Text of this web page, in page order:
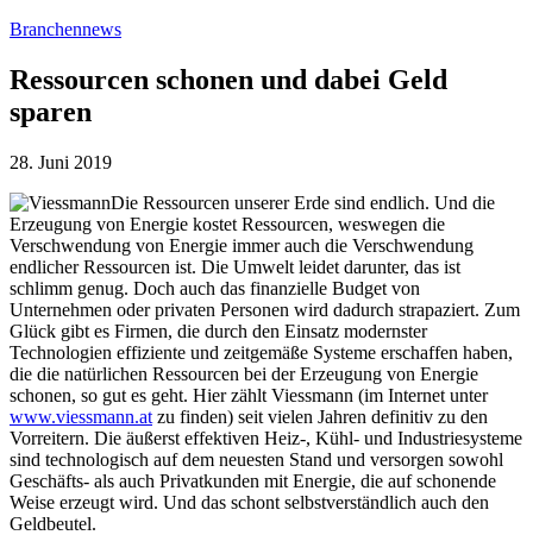
[Zum
springen]
Branchennews
Ressourcen schonen und dabei Geld
sparen
28. Juni 2019
Die Ressourcen unserer Erde sind endlich. Und die
Erzeugung von Energie kostet Ressourcen, weswegen die
Verschwendung von Energie immer auch die Verschwendung
endlicher Ressourcen ist. Die Umwelt leidet darunter, das ist
schlimm genug. Doch auch das finanzielle Budget von
Unternehmen oder privaten Personen wird dadurch strapaziert. Zum
Glück gibt es Firmen, die durch den Einsatz modernster
Technologien effiziente und zeitgemäße Systeme erschaffen haben,
die die natürlichen Ressourcen bei der Erzeugung von Energie
schonen, so gut es geht. Hier zählt Viessmann (im Internet unter
www.viessmann.at zu finden) seit vielen Jahren definitiv zu den
Vorreitern. Die äußerst effektiven Heiz-, Kühl- und Industriesysteme
sind technologisch auf dem neuesten Stand und versorgen sowohl
Geschäfts- als auch Privatkunden mit Energie, die auf schonende
Weise erzeugt wird. Und das schont selbstverständlich auch den
Geldbeutel.